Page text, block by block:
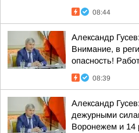
08:44
Александр
Внимание, в
опасность!
08:39
Александр
дежурными
Воронежем и 14